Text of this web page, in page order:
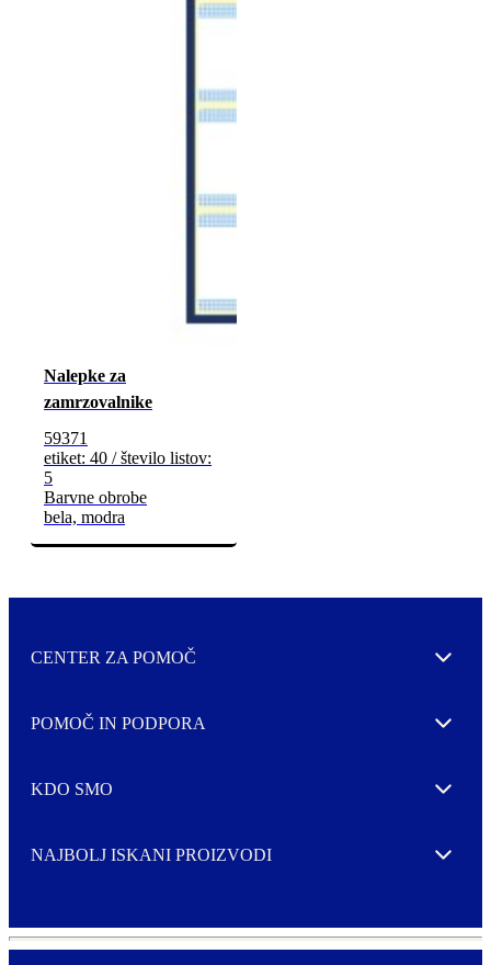
Nalepke za
zamrzovalnike
59371
etiket: 40 / število listov:
5
Barvne obrobe
bela, modra
CENTER ZA POMOČ Expand
POMOČ IN PODPORA Expand
KDO SMO Expand
NAJBOLJ ISKANI PROIZVODI Expand